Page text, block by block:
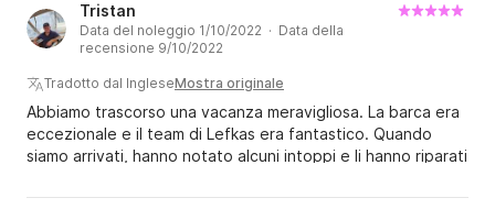
Tristan
Data del noleggio 1/10/2022 · Data della
recensione 9/10/2022
Tradotto dal IngleseMostra originale
Abbiamo trascorso una vacanza meravigliosa. La barca era
eccezionale e il team di Lefkas era fantastico. Quando
siamo arrivati, hanno notato alcuni intoppi e li hanno riparati
spaziosa da navigare e la assumerei volentieri di nuovo.